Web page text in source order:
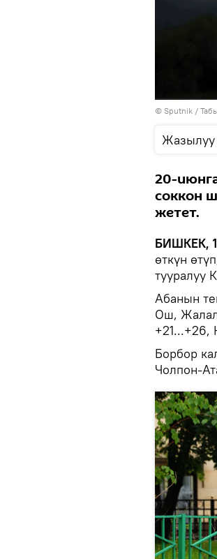
© Sputnik /
Жазылуу
20-
соккон
жетет.
БИШКЕК,
өткүн
тууралуу
Абанын
Ош,
+21...+26,
Борбор
Чолпон-